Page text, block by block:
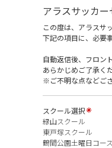
アラスサッカ
この度は、アラスサ
下記の項目に、必要
自動返信後、フロン
あらかじめご了承く
※ご不明な点などご
スクール選択
緑山スクール
東戸塚スクール
鶴間公園土曜日コー